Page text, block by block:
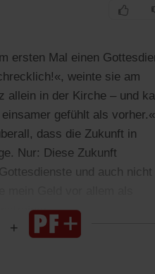
ersten Mal einen
weinte sie am
allein in der Kirche – und
gefühlt als vorher.«
dass die Zukunft in
Nur: Diese Zukunft
und auch nicht
mein Geld vor allem als